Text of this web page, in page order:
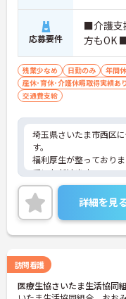
応募要件
■介護支
方もOK
残業少なめ 日勤のみ 年間
産休･育休･介護休暇取得実績あり
交通費支給
埼玉県さいたま市西区
す。
福利厚生が整っており
ていただけます。
年間休日は110日以上
ライベートとの予定が
ご興味のある方は、お
い。
詳細を見
訪問看護
医療生協さいたま生活協